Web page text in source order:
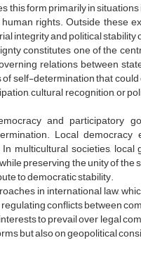
form primarily in
rights. Outside these
integrity and political stability
constitutes one of the
relations between
self-determination that
cultural recognition, or
and participatory
Local democracy
multicultural societies,
preserving the unity of
to democratic stability.
in international law,
conflicts between
to prevail over legal
but also on geopolitical